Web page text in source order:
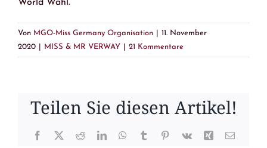
World Wahl.
Von MGO-Miss Germany Organisation
11. November
2020
MISS & MR VERWAY 21 Kommentare
Teilen Sie diesen Artikel!
Facebook
X RedditLinkedInWhatsApp
TumblrPinterest
Vk Xing E-